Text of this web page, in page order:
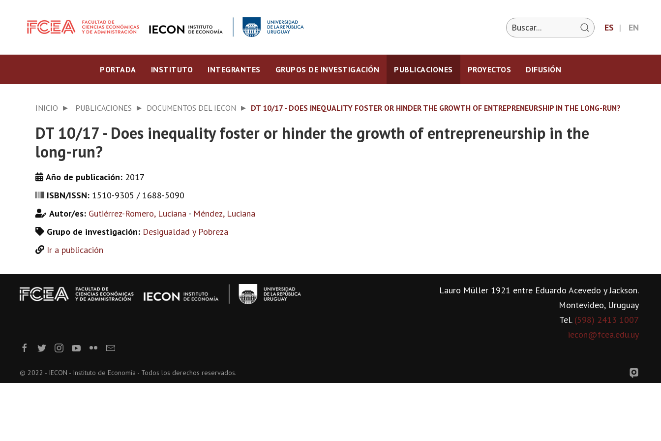
ES EN
PORTADA INSTITUTO INTEGRANTES GRUPOS DE INVESTIGACIÓN PUBLICACIONES PROYECTOS DIFUSIÓN
INICIO PUBLICACIONES DOCUMENTOS DEL IECON DT 10/17 - DOES INEQUALITY FOSTER OR HINDER THE GROWTH OF ENTREPRENEURSHIP IN THE LONG-RUN?
DT 10/17 - Does inequality foster or hinder the growth of entrepreneurship in the
long-run?
Año de publicación: 2017
ISBN/ISSN: 1510-9305 / 1688-5090
Autor/es: Gutiérrez-Romero, Luciana - Méndez, Luciana
Grupo de investigación: Desigualdad y Pobreza
Ir a publicación
Lauro Müller 1921 entre Eduardo Acevedo y Jackson.
Montevideo, Uruguay
Tel. (598) 2413 1007
iecon@fcea.edu.uy
© 2022 - IECON - Instituto de Economía - Todos los derechos reservados.